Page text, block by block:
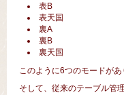
表B
表天国
裏A
裏B
裏天国
このように6つのモードがあ
そして、従来のテーブル管